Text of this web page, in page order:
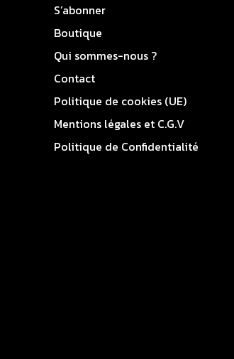
S’abonner
Boutique
Qui sommes-nous ?
Contact
Politique de cookies (UE)
Mentions légales et C.G.V
Politique de Confidentialité